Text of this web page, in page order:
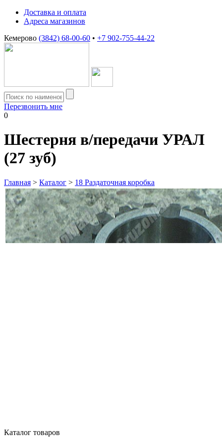
Доставка и оплата
Адреса магазинов
Кемерово (3842) 68-00-60 • +7 902-755-44-22
Перезвонить мне
0
Шестерня в/передачи УРАЛ
(27 зуб)
Главная > Каталог > 18 Раздаточная коробка
Каталог товаров